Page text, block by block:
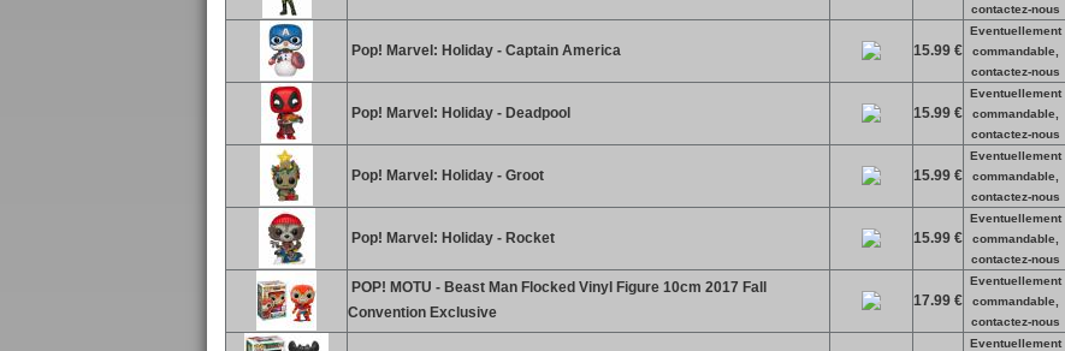
contactez-nous
Pop! Marvel: Holiday - Captain America 15.99 €
Eventuellement
commandable,
contactez-nous
Pop! Marvel: Holiday - Deadpool 15.99 €
Eventuellement
commandable,
contactez-nous
Pop! Marvel: Holiday - Groot 15.99 €
Eventuellement
commandable,
contactez-nous
Pop! Marvel: Holiday - Rocket 15.99 €
Eventuellement
commandable,
contactez-nous
POP! MOTU - Beast Man Flocked Vinyl Figure 10cm 2017 Fall
Convention Exclusive
17.99 €
Eventuellement
commandable,
contactez-nous
Eventuellement